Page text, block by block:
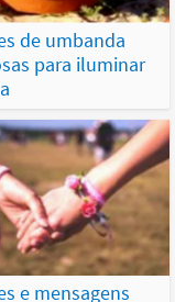
de umbanda
para iluminar
e mensagens